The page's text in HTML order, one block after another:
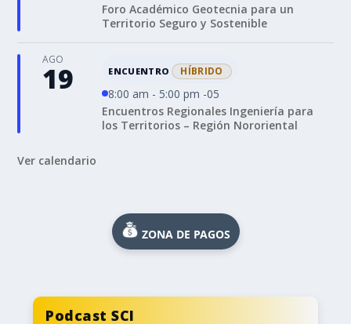
Foro Académico Geotecnia para un
Territorio Seguro y Sostenible
AGO
19 ENCUENTRO HÍBRIDO
8:00 am - 5:00 pm -05
Encuentros Regionales Ingeniería para
los Territorios – Región Nororiental
Ver calendario
ZONA DE PAGOS
Podcast SCI